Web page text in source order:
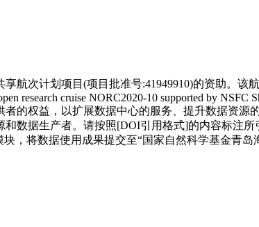
航次计划项目(项目批准号:41949910)的资助。该
research cruise NORC2020-10 supported by NSFC
的权益，以扩展数据中心的服务、提升数据资
数据生产者。请按照[DOI引用格式]的内容标注
，将数据使用成果提交至“国家自然科学基金青岛